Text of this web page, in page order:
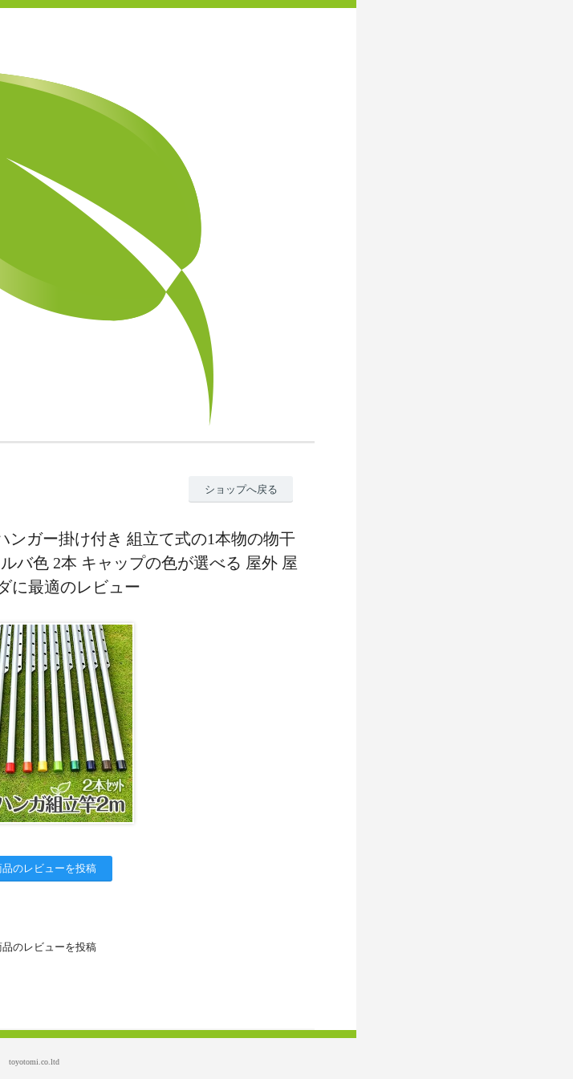
ショップへ戻る
ンガー掛け付き 組立て式の1本物の物干
バ色 2本 キャップの色が選べる 屋外 屋
に最適のレビュー
品のレビューを投稿
品のレビューを投稿
toyotomi.co.ltd